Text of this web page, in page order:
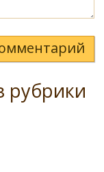
рубрики